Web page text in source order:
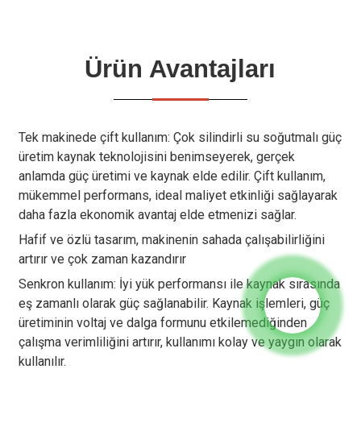
Ürün Avantajları
Tek makinede çift kullanım: Çok silindirli su soğutmalı güç
üretim kaynak teknolojisini benimseyerek, gerçek
anlamda güç üretimi ve kaynak elde edilir. Çift kullanım,
mükemmel performans, ideal maliyet etkinliği sağlayarak
daha fazla ekonomik avantaj elde etmenizi sağlar.
Hafif ve özlü tasarım, makinenin sahada çalışabilirliğini
artırır ve çok zaman kazandırır
Senkron kullanım: İyi yük performansı ile kaynak sırasında
eş zamanlı olarak güç sağlanabilir. Kaynak işlemleri, güç
üretiminin voltaj ve dalga formunu etkilemediğinden
çalışma verimliliğini artırır, kullanımı kolay ve yaygın olarak
kullanılır.